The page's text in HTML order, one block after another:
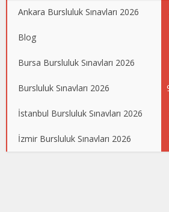
Ankara Bursluluk Sınavları 2026
Blog
Bursa Bursluluk Sınavları 2026
Bursluluk Sınavları 2026
İstanbul Bursluluk Sınavları 2026
İzmir Bursluluk Sınavları 2026